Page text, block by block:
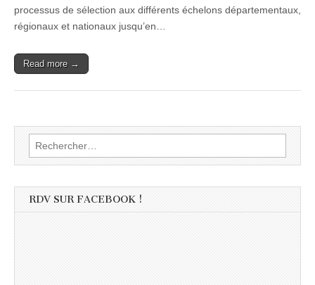
processus de sélection aux différents échelons départementaux,
régionaux et nationaux jusqu’en…
Read more →
Rechercher :
RDV SUR FACEBOOK !